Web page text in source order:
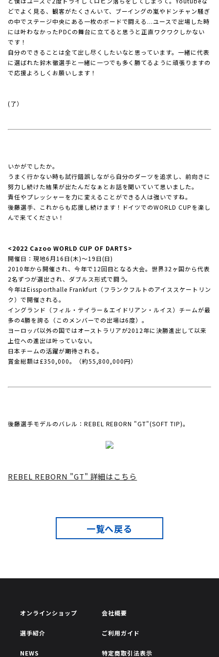
どでよく見る、観客がたくさんいて、ブーイングの嵐やドンチャン騒ぎ
の中でステージ中央にある一枚のボードで闘える...ユースで出場した時
には叶わなかったPDCの舞台に立てると思うと正直ワクワクしかない
です！
自分のできることは全て出し尽くしたいなと思っています。一緒に代表
に選ばれた鈴木徹選手と一緒に一つでも多く勝てるように頑張りますの
で応援よろしくお願いします！
(了）
いかがでしたか。
うまく行かない時も試行錯誤しながら自分のダーツを追求し、前向きに
努力し続けた結果が出たんだなぁとお話を聞いていて思いました。
責任やプレッシャーを力に変えることができる人は強いですね。
後藤選手、これからも応援し続けます！ドイツでのWORLD CUPを楽し
んで来てください！
<2022 Cazoo WORLD CUP OF DARTS>
開催日：現地6月16日(木)～19日(日)
2010年から開催され、今年で12回目となる大会。世界32ヶ国から代表
2名ずつが選出され、ダブルス形式で闘う。
今年はEissporthalle Frankfurt（フランクフルトのアイススケートリン
ク）で開催される。
イングランド（フィル・テイラー＆エイドリアン・ルイス）チームが最
多の4勝を誇る（このメンバーでの出場は6度）。
ヨーロッパ以外の国ではオーストラリアが2012年に決勝進出して以来
上位への進出は叶っていない。
日本チームの活躍が期待される。
賞金総額は£350,000。（約55,800,000円）
後藤選手モデルのバレル：REBEL REBORN "GT"(SOFT TIP)。
REBEL REBORN "GT" 詳細はこちら
一覧へ戻る
オンラインショップ
選手紹介
NEWS
会社概要
ご利用ガイド
特定商取引法表示